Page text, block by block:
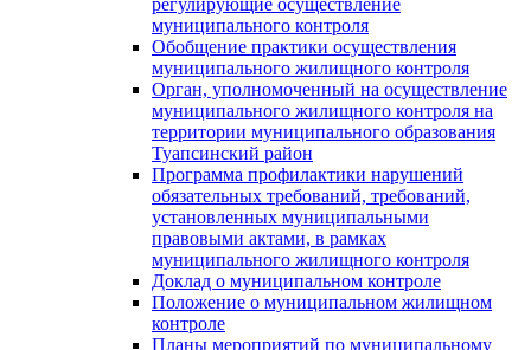
регулирующие осуществление
муниципального контроля
Обобщение практики осуществления
муниципального жилищного контроля
Орган, уполномоченный на осуществление
муниципального жилищного контроля на
территории муниципального образования
Туапсинский район
Программа профилактики нарушений
обязательных требований, требований,
установленных муниципальными
правовыми актами, в рамках
муниципального жилищного контроля
Доклад о муниципальном контроле
Положение о муниципальном жилищном
контроле
Планы мероприятий по муниципальному